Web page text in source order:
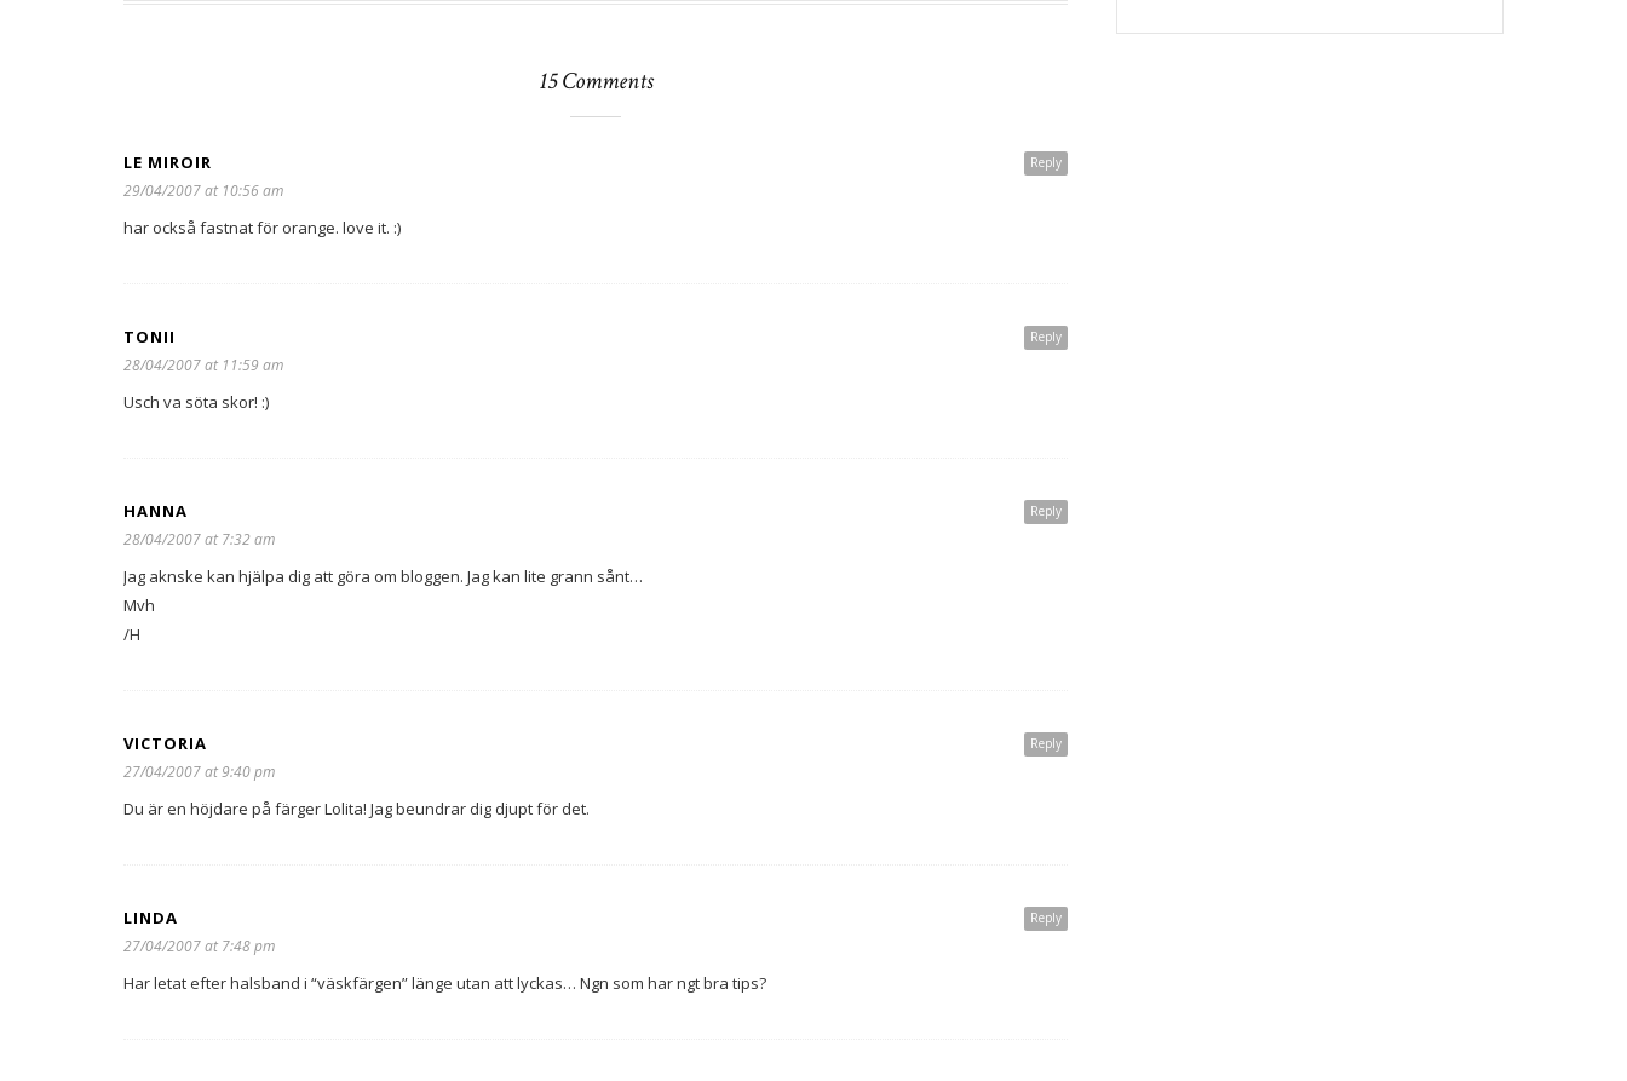
15 Comments
Reply
LE MIROIR
29/04/2007 at 10:56 am
har också fastnat för orange. love it. :)
Reply
TONII
28/04/2007 at 11:59 am
Usch va söta skor! :)
Reply
HANNA
28/04/2007 at 7:32 am
Jag aknske kan hjälpa dig att göra om bloggen. Jag kan lite grann sånt…
Mvh
/H
Reply
VICTORIA
27/04/2007 at 9:40 pm
Du är en höjdare på färger Lolita! Jag beundrar dig djupt för det.
Reply
LINDA
27/04/2007 at 7:48 pm
Har letat efter halsband i “väskfärgen” länge utan att lyckas… Ngn som har ngt bra tips?